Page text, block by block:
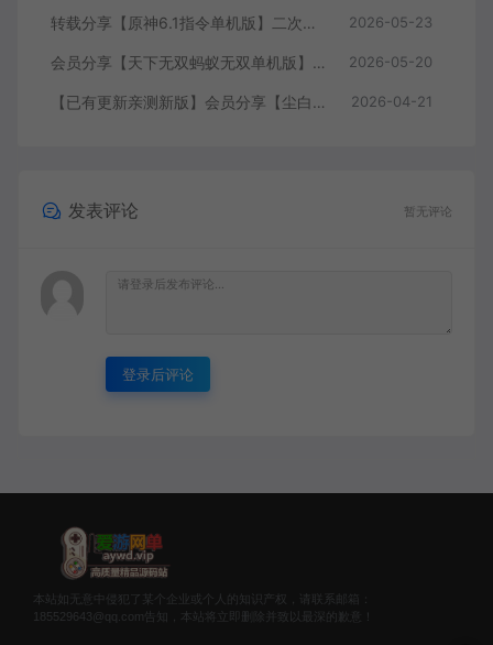
转载分享【原神6.1指令单机版】二次元网游单机版 指令模拟端 登录 战斗 地图 魔物 背包 抽卡 商店 MOD 未亲测图文教学 2026-05-23
会员分享【天下无双蚂蚁无双单机版】最新整理单机版本 带GM命令后台 武侠怀旧网游 免虚拟机一键端 配套视频教学 2026-05-20
【已有更新亲测新版】会员分享【尘白单机版】二次元射击类网游单机版一键端 2026-04-21
发表评论 暂无评论
登录后评论
本站如无意中侵犯了某个企业或个人的知识产权，请联系邮箱：
185529643@qq.com告知，本站将立即删除并致以最深的歉意！